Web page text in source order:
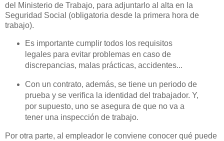
del Ministerio de Trabajo, para adjuntarlo al alta en la
Seguridad Social (obligatoria desde la primera hora de
trabajo).
Es importante cumplir todos los requisitos
legales para evitar problemas en caso de
discrepancias, malas prácticas, accidentes...
Con un contrato, además, se tiene un periodo de
prueba y se verifica la identidad del trabajador. Y,
por supuesto, uno se asegura de que no va a
tener una inspección de trabajo.
Por otra parte, al empleador le conviene conocer qué puede